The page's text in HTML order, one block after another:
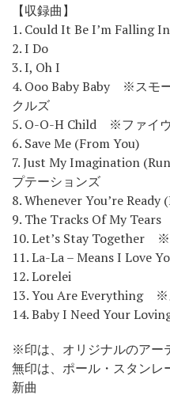
【収録曲】
1. Could It Be I’m Falling
2. I Do
3. I, Oh I
4. Ooo Baby Baby ※スモ
クルズ
5. O-O-H Child ※ファイ
6. Save Me (From You)
7. Just My Imagination
プテーションズ
8. Whenever You’re Ready
9. The Tracks Of My
10. Let’s Stay Together
11. La-La – Means I Love
12. Lorelei
13. You Are Everything ※
14. Baby I Need Your
※印は、オリジナルのアー
無印は、ポール・スタン
新曲